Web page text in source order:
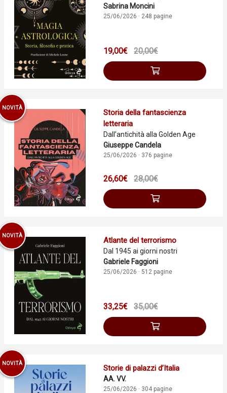
Sabrina Moncini
25/06/2026 · 248 pagine
19,00€ 20,00€
NOVITÀ
Storia della fantascienza
letteraria
Dall’antichità alla Golden Age
Giuseppe Candela
25/06/2026 · 376 pagine
26,60€ 28,00€
NOVITÀ
Atlante del terrorismo
Dal 1945 ai giorni nostri
Gabriele Faggioni
25/06/2026 · 512 pagine
33,25€ 35,00€
NOVITÀ
Storie di palazzi d’Italia
AA. VV.
25/06/2026 · 304 pagine